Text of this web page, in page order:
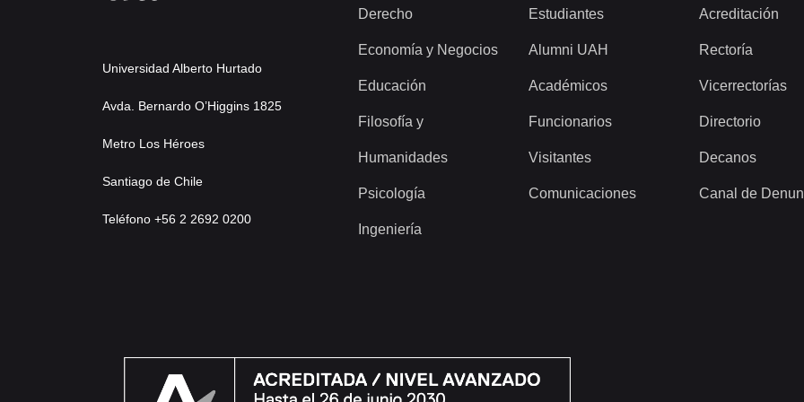
Universidad Alberto Hurtado
Avda. Bernardo O’Higgins 1825
Metro Los Héroes
Santiago de Chile
Teléfono +56 2 2692 0200
Derecho
Economía y Negocios
Educación
Filosofía y
Humanidades
Psicología
Ingeniería
Estudiantes
Alumni UAH
Académicos
Funcionarios
Visitantes
Comunicaciones
Acreditación
Rectoría
Vicerrectorías
Directorio
Decanos
Canal de